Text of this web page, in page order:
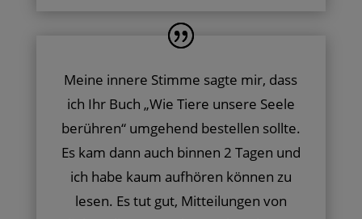
Meine innere Stimme sagte mir, dass
ich Ihr Buch „Wie Tiere unsere Seele
berühren“ umgehend bestellen sollte.
Es kam dann auch binnen 2 Tagen und
ich habe kaum aufhören können zu
lesen. Es tut gut, Mitteilungen von